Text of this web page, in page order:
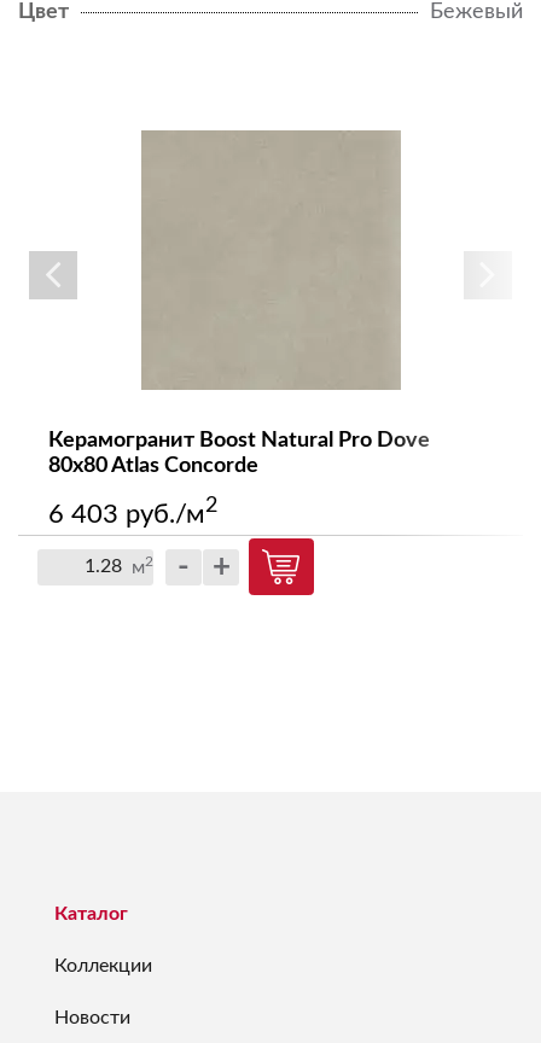
Цвет Бежевый
Керамогранит Boost Natural Pro Dove
80x80 Atlas Concorde
6 403 руб./м2
м2 - +
Каталог
Коллекции
Новости